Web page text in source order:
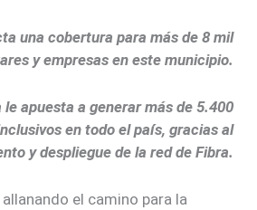
una cobertura para más de 8 mil
y empresas en este municipio.
apuesta a generar más de 5.400
en todo el país, gracias al
y despliegue de la red de Fibra.
el camino para la